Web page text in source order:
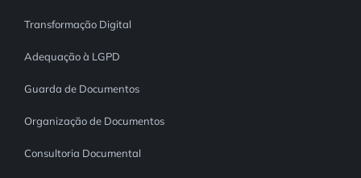
Transformação Digital
Adequação à LGPD
Guarda de Documentos
Organização de Documentos
Consultoria Documental